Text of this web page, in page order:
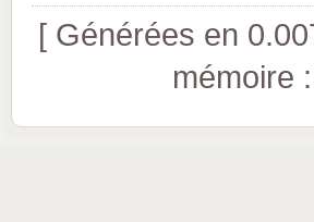
[ Générées en
mémoire